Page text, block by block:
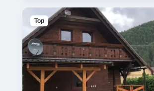
Top